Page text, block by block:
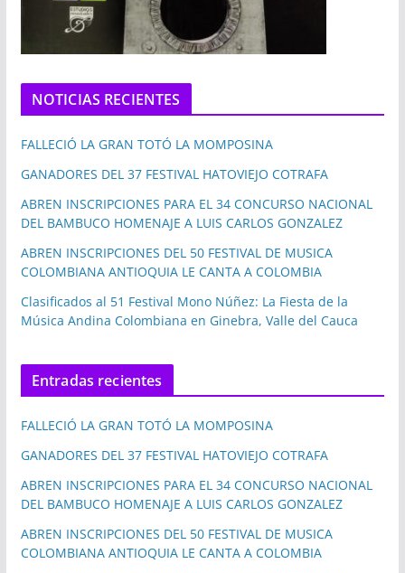
NOTICIAS RECIENTES
FALLECIÓ LA GRAN TOTÓ LA MOMPOSINA
GANADORES DEL 37 FESTIVAL HATOVIEJO COTRAFA
ABREN INSCRIPCIONES PARA EL 34 CONCURSO NACIONAL
DEL BAMBUCO HOMENAJE A LUIS CARLOS GONZALEZ
ABREN INSCRIPCIONES DEL 50 FESTIVAL DE MUSICA
COLOMBIANA ANTIOQUIA LE CANTA A COLOMBIA
Clasificados al 51 Festival Mono Núñez: La Fiesta de la
Música Andina Colombiana en Ginebra, Valle del Cauca
Entradas recientes
FALLECIÓ LA GRAN TOTÓ LA MOMPOSINA
GANADORES DEL 37 FESTIVAL HATOVIEJO COTRAFA
ABREN INSCRIPCIONES PARA EL 34 CONCURSO NACIONAL
DEL BAMBUCO HOMENAJE A LUIS CARLOS GONZALEZ
ABREN INSCRIPCIONES DEL 50 FESTIVAL DE MUSICA
COLOMBIANA ANTIOQUIA LE CANTA A COLOMBIA